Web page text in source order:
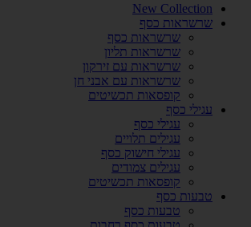
New Collection
שרשראות כסף
שרשראות כסף
שרשראות תליון
שרשראות עם זירקון
שרשראות עם אבני חן
קופסאות תכשיטים
עגילי כסף
עגילי כסף
עגילים תלויים
עגילי חישוק כסף
עגילים צמודים
קופסאות תכשיטים
טבעות כסף
טבעות כסף